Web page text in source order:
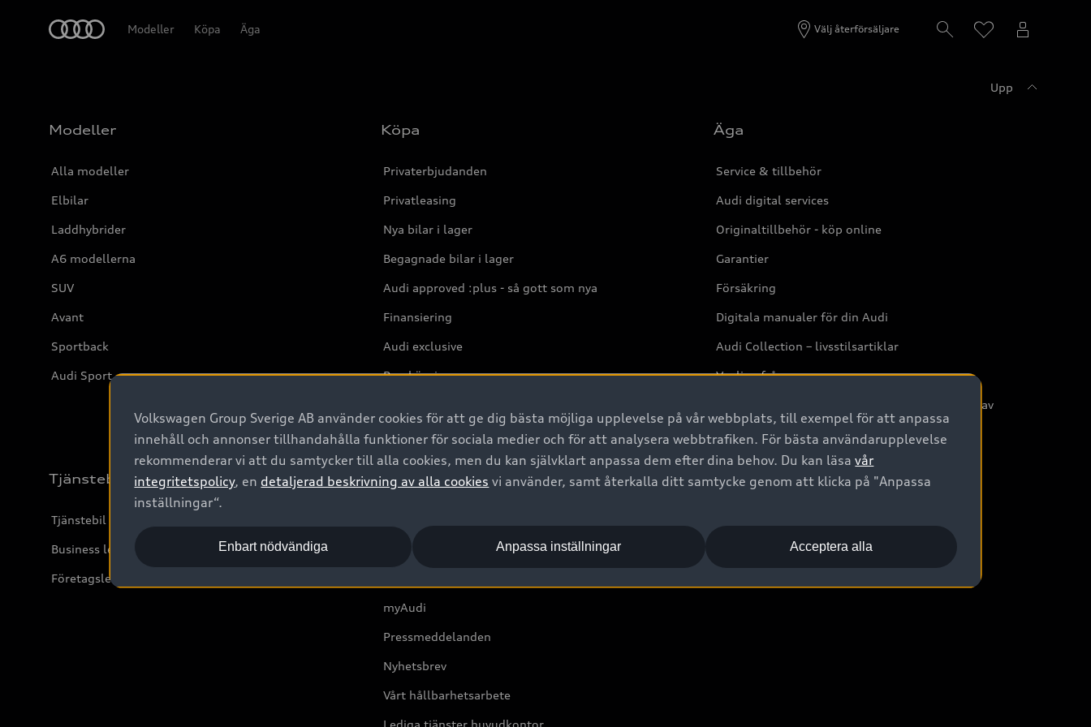
Modeller Köpa Äga Välj återförsäljare
Upp
Modeller
Alla modeller
Elbilar
Laddhybrider
A6 modellerna
SUV
Avant
Sportback
Audi Sport
Köpa
Privaterbjudanden
Privatleasing
Nya bilar i lager
Begagnade bilar i lager
Audi approved :plus - så gott som nya
Finansiering
Audi exclusive
Provkörning
Äga
Service & tillbehör
Audi digital services
Originaltillbehör - köp online
Garantier
Försäkring
Digitala manualer för din Audi
Audi Collection – livsstilsartiklar
Vanliga frågor
2G/3G nätet stängs ned - Hur påverkas min bil av
detta?
Tjänstebil
Tjänstebil
Business lease online
Företagsleasing
Om Audi Sverige
Boka Service online
myAudi
Pressmeddelanden
Nyhetsbrev
Vårt hållbarhetsarbete
Lediga tjänster huvudkontor
Volkswagen Group Sverige AB använder cookies för att ge dig bästa möjliga upplevelse på vår webbplats, till exempel för att anpassa
innehåll och annonser tillhandahålla funktioner för sociala medier och för att analysera webbtrafiken. För bästa användarupplevelse
rekommenderar vi att du samtycker till alla cookies, men du kan självklart anpassa dem efter dina behov. Du kan läsavår
integritetspolicy, en detaljerad beskrivning av alla cookies vi använder, samt återkalla ditt samtycke genom att klicka på "Anpassa
inställningar“.
Acceptera alla
Enbart nödvändiga Anpassa inställningar